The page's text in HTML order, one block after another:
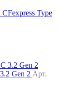
Type
Gen 2 Арт.